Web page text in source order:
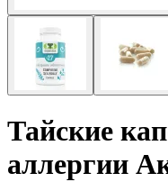
Тайские
аллергии